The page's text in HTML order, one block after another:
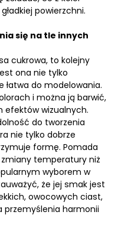
powierzchni.
się na tle innych
cukrowa, to kolejny
ona nie tylko
łatwa do modelowania.
i można ją barwić,
efektów wizualnych.
do tworzenia
nie tylko dobrze
formę. Pomada
temperatury niż
wyborem w
że jej smak jest
owocowych ciast,
przemyślenia harmonii